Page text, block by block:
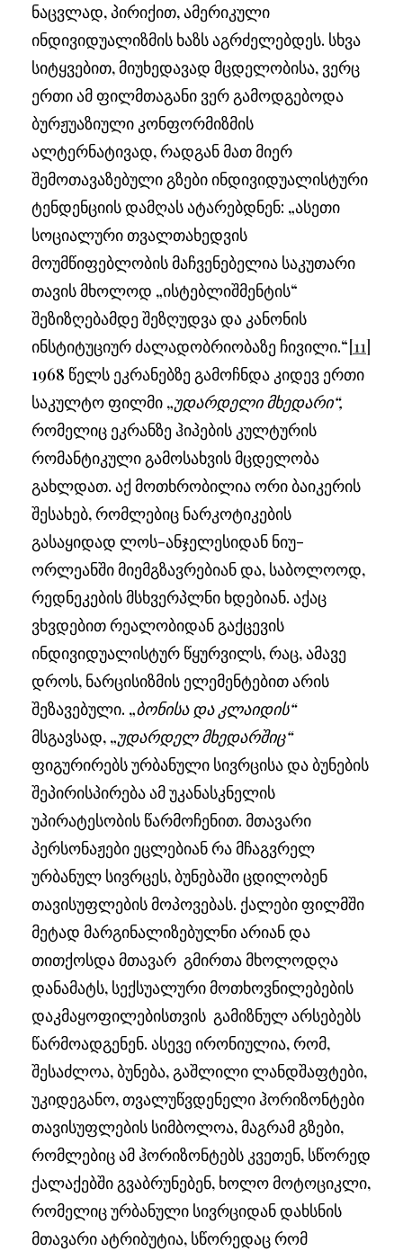
ნაცვლად, პირიქით, ამერიკული
ინდივიდუალიზმის ხაზს აგრძელებდეს. სხვა
სიტყვებით, მიუხედავად მცდელობისა, ვერც
ერთი ამ ფილმთაგანი ვერ გამოდგებოდა
ბურჟუაზიული კონფორმიზმის
ალტერნატივად, რადგან მათ მიერ
შემოთავაზებული გზები ინდივიდუალისტური
ტენდენციის დამღას ატარებდნენ: „ასეთი
სოციალური თვალთახედვის
მოუმწიფებლობის მაჩვენებელია საკუთარი
თავის მხოლოდ „ისტებლიშმენტის“
შეზიზღებამდე შეზღუდვა და კანონის
ინსტიტუციურ ძალადობრიობაზე ჩივილი.“ [11]
1968 წელს ეკრანებზე გამოჩნდა კიდევ ერთი
საკულტო ფილმი „უდარდელი მხედარი“,
რომელიც ეკრანზე ჰიპების კულტურის
რომანტიკული გამოსახვის მცდელობა
გახლდათ. აქ მოთხრობილია ორი ბაიკერის
შესახებ, რომლებიც ნარკოტიკების
გასაყიდად ლოს-ანჯელესიდან ნიუ-
ორლეანში მიემგზავრებიან და, საბოლოოდ,
რედნეკების მსხვერპლნი ხდებიან. აქაც
ვხვდებით რეალობიდან გაქცევის
ინდივიდუალისტურ წყურვილს, რაც, ამავე
დროს, ნარცისიზმის ელემენტებით არის
შეზავებული. „ბონისა და კლაიდის“
მსგავსად, „უდარდელ მხედარშიც“
ფიგურირებს ურბანული სივრცისა და ბუნების
შეპირისპირება ამ უკანასკნელის
უპირატესობის წარმოჩენით. მთავარი
პერსონაჟები ეცლებიან რა მჩაგვრელ
ურბანულ სივრცეს, ბუნებაში ცდილობენ
თავისუფლების მოპოვებას. ქალები ფილმში
მეტად მარგინალიზებულნი არიან და
თითქოსდა მთავარ გმირთა მხოლოდღა
დანამატს, სექსუალური მოთხოვნილებების
დაკმაყოფილებისთვის გამიზნულ არსებებს
წარმოადგენენ. ასევე ირონიულია, რომ,
შესაძლოა, ბუნება, გაშლილი ლანდშაფტები,
უკიდეგანო, თვალუწვდენელი ჰორიზონტები
თავისუფლების სიმბოლოა, მაგრამ გზები,
რომლებიც ამ ჰორიზონტებს კვეთენ, სწორედ
ქალაქებში გვაბრუნებენ, ხოლო მოტოციკლი,
რომელიც ურბანული სივრციდან დახსნის
მთავარი ატრიბუტია, სწორედაც რომ